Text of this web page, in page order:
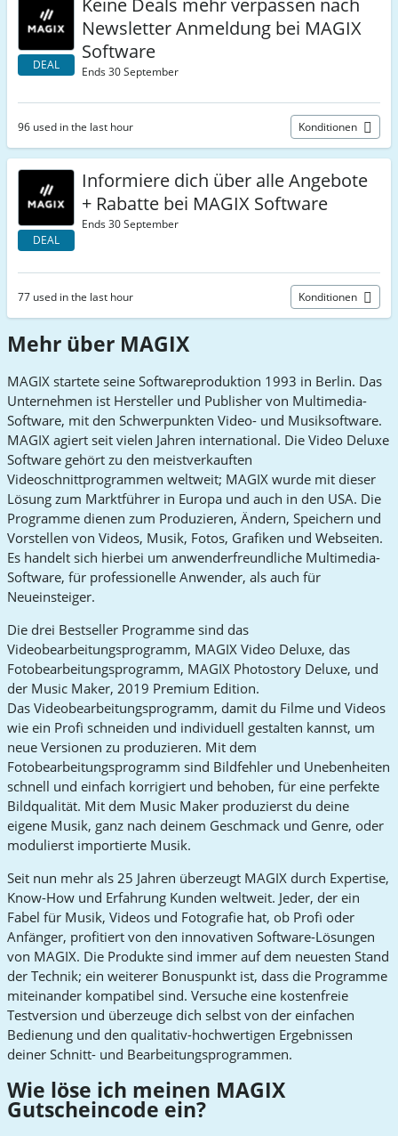
DEAL
Keine Deals mehr verpassen nach
Newsletter Anmeldung bei MAGIX
Software
Ends 30 September
96 used in the last hour Konditionen
DEAL
Informiere dich über alle Angebote
+ Rabatte bei MAGIX Software
Ends 30 September
77 used in the last hour Konditionen
Mehr über MAGIX
MAGIX startete seine Softwareproduktion 1993 in Berlin. Das
Unternehmen ist Hersteller und Publisher von Multimedia-
Software, mit den Schwerpunkten Video- und Musiksoftware.
MAGIX agiert seit vielen Jahren international. Die Video Deluxe
Software gehört zu den meistverkauften
Videoschnittprogrammen weltweit; MAGIX wurde mit dieser
Lösung zum Marktführer in Europa und auch in den USA. Die
Programme dienen zum Produzieren, Ändern, Speichern und
Vorstellen von Videos, Musik, Fotos, Grafiken und Webseiten.
Es handelt sich hierbei um anwenderfreundliche Multimedia-
Software, für professionelle Anwender, als auch für
Neueinsteiger.
Die drei Bestseller Programme sind das
Videobearbeitungsprogramm, MAGIX Video Deluxe, das
Fotobearbeitungsprogramm, MAGIX Photostory Deluxe, und
der Music Maker, 2019 Premium Edition.
Das Videobearbeitungsprogramm, damit du Filme und Videos
wie ein Profi schneiden und individuell gestalten kannst, um
neue Versionen zu produzieren. Mit dem
Fotobearbeitungsprogramm sind Bildfehler und Unebenheiten
schnell und einfach korrigiert und behoben, für eine perfekte
Bildqualität. Mit dem Music Maker produzierst du deine
eigene Musik, ganz nach deinem Geschmack und Genre, oder
modulierst importierte Musik.
Seit nun mehr als 25 Jahren überzeugt MAGIX durch Expertise,
Know-How und Erfahrung Kunden weltweit. Jeder, der ein
Fabel für Musik, Videos und Fotografie hat, ob Profi oder
Anfänger, profitiert von den innovativen Software-Lösungen
von MAGIX. Die Produkte sind immer auf dem neuesten Stand
der Technik; ein weiterer Bonuspunkt ist, dass die Programme
miteinander kompatibel sind. Versuche eine kostenfreie
Testversion und überzeuge dich selbst von der einfachen
Bedienung und den qualitativ-hochwertigen Ergebnissen
deiner Schnitt- und Bearbeitungsprogrammen.
Wie löse ich meinen MAGIX
Gutscheincode ein?